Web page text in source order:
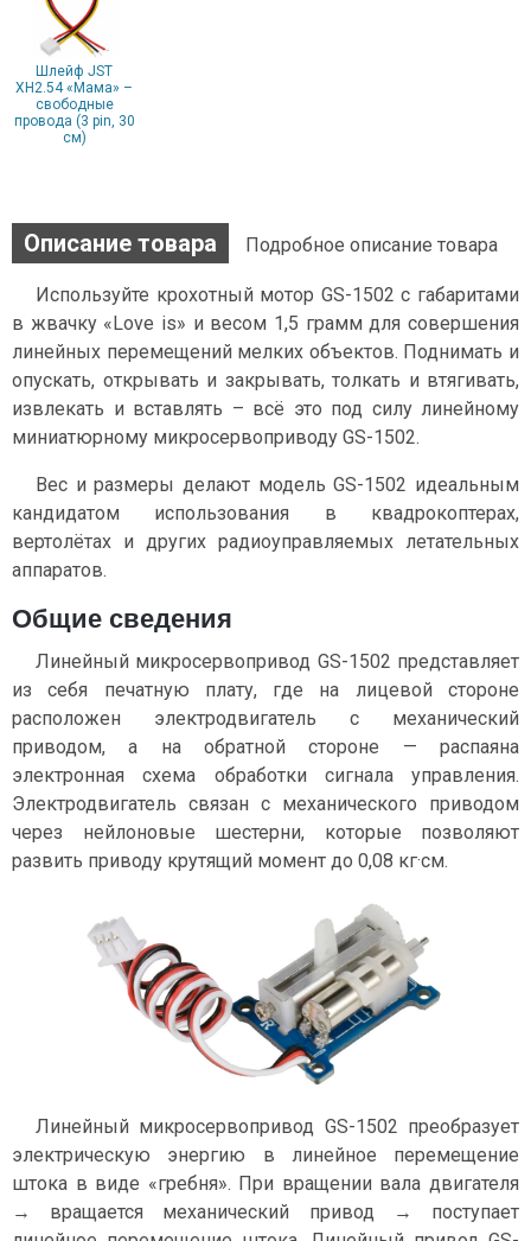
Шлейф JST
XH2.54 «Мама» –
свободные
провода (3 pin, 30
см)
Описание товара Подробное описание товара
Используйте крохотный мотор GS-1502 с габаритами
в жвачку «Love is» и весом 1,5 грамм для совершения
линейных перемещений мелких объектов. Поднимать и
опускать, открывать и закрывать, толкать и втягивать,
извлекать и вставлять – всё это под силу линейному
миниатюрному микросервоприводу GS-1502.
Вес и размеры делают модель GS-1502 идеальным
кандидатом использования в квадрокоптерах,
вертолётах и других радиоуправляемых летательных
аппаратов.
Общие сведения
Линейный микросервопривод GS-1502 представляет
из себя печатную плату, где на лицевой стороне
расположен электродвигатель с механический
приводом, а на обратной стороне — распаяна
электронная схема обработки сигнала управления.
Электродвигатель связан с механического приводом
через нейлоновые шестерни, которые позволяют
развить приводу крутящий момент до 0,08 кг·см.
Линейный микросервопривод GS-1502 преобразует
электрическую энергию в линейное перемещение
штока в виде «гребня». При вращении вала двигателя
→ вращается механический привод → поступает